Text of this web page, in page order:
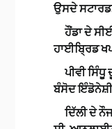
ਉਸਦੇ
ਹੌਂਡਾ ਦੇ
ਹਾਈਬ੍ਰਿਡ
ਪੀਵੀ ਸਿੰਧੂ
ਬੰਸੋਦ
ਦਿੱਲੀ ਦੇ